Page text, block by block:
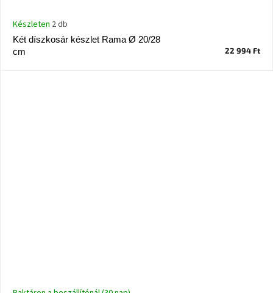
Két díszkosár készlet Rama Ø 20/28
cm
Készleten 2 db
22 994 Ft